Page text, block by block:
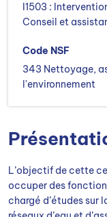
L’objectif de cette
occuper des
chargé d’études sur
I1503 :
Conseil et
Code NSF
343 Nettoyage,
l'environnement